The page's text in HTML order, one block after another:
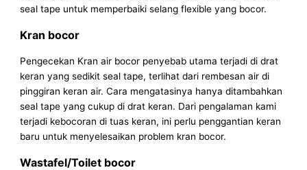
seal tape untuk memperbaiki selang flexible yang bocor.
Kran bocor
Pengecekan Kran air bocor penyebab utama terjadi di drat
keran yang sedikit seal tape, terlihat dari rembesan air di
pinggiran keran air. Cara mengatasinya hanya ditambahkan
seal tape yang cukup di drat keran. Dari pengalaman kami
terjadi kebocoran di tuas keran, ini perlu penggantian keran
baru untuk menyelesaikan problem kran bocor.
Wastafel/Toilet bocor